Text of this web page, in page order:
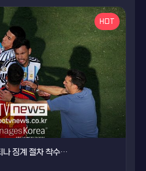
HOT
나 징계 절차 착수…